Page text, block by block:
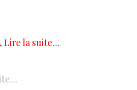
Lire la suite…